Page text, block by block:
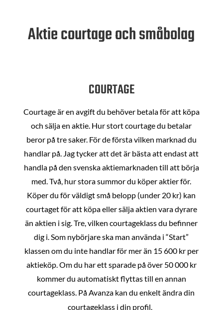
Aktie courtage och småbolag
COURTAGE
Courtage är en avgift du behöver betala för att köpa
och sälja en aktie. Hur stort courtage du betalar
beror på tre saker. För de första vilken marknad du
handlar på. Jag tycker att det är bästa att endast att
handla på den svenska aktiemarknaden till att börja
med. Två, hur stora summor du köper aktier för.
Köper du för väldigt små belopp (under 20 kr) kan
courtaget för att köpa eller sälja aktien vara dyrare
än aktien i sig. Tre, vilken courtageklass du befinner
dig i. Som nybörjare ska man använda i “Start”
klassen om du inte handlar för mer än 15 600 kr per
aktieköp. Om du har ett sparade på över 50 000 kr
kommer du automatiskt flyttas till en annan
courtageklass. På Avanza kan du enkelt ändra din
courtageklass i din profil.